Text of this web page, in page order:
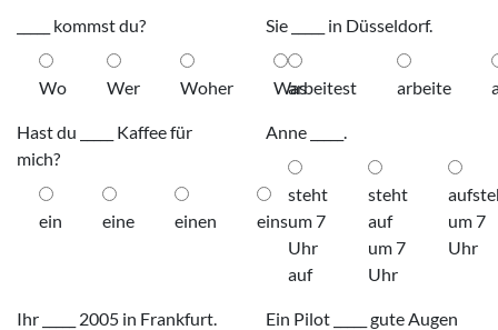
_____ kommst du?
Wo Wer Woher Was
Sie _____ in Düsseldorf.
arbeitest arbeite
Hast du _____ Kaffee für
mich?
ein eine einen eins
Anne _____.
steht
um 7
Uhr
auf
steht
auf
um 7
Uhr
um 7
Uhr
Ihr _____ 2005 in Frankfurt.
Ein Pilot _____ gute Augen